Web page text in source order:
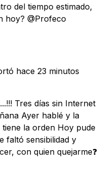
del tiempo estimado,
hoy? @Profeco
hace 23 minutos
Tres días sin Internet
Ayer hablé y la
la orden Hoy pude
faltó sensibilidad y
con quien quejarme❓